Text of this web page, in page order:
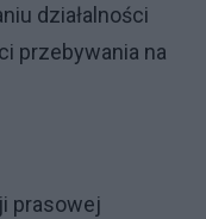
działalności
przebywania na
prasowej